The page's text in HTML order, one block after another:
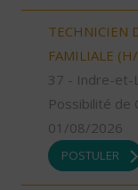
TECHNICIEN
FAMILIALE
37 - Indre-et-
Possibilité de
01/08/2026
POSTULER